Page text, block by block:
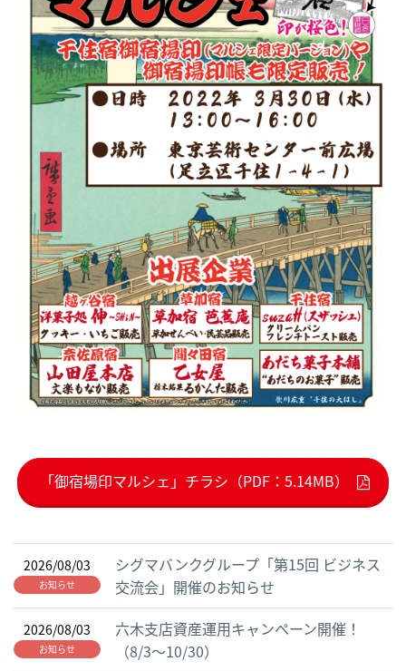
「御宿場印マルシェ」チラシ（PDF：5.14MB）
2026/08/03
お知らせ
シグマバンクグループ「第15回 ビジネス
交流会」開催のお知らせ
2026/08/03
お知らせ
六木支店資産運用キャンペーン開催！
（8/3～10/30）